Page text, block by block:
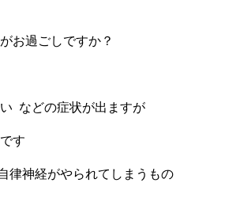
お過ごしですか？
などの症状が出ますが
す
律神経がやられてしまうもの